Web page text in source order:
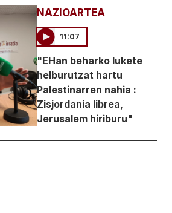
NAZIOARTEA
11:07
"EHan beharko lukete
helburutzat hartu
Palestinarren nahia :
Zisjordania librea,
Jerusalem hiriburu"